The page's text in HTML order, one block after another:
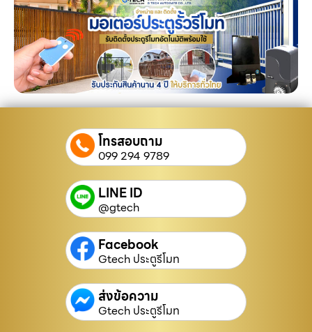
โทรสอบถาม
099 294 9789
LINE ID
@gtech
Facebook
Gtech ประตูรีโมท
ส่งข้อความ
Gtech ประตูรีโมท